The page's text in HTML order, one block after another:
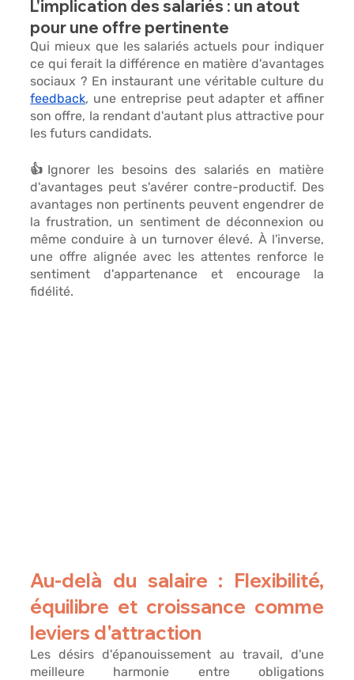
L'implication des salariés : un atout
pour une offre pertinente
Qui mieux que les salariés actuels pour indiquer
ce qui ferait la différence en matière d'avantages
sociaux ?
feedback, une entreprise peut adapter et affiner
son offre, la rendant d'autant plus attractive pour
les futurs candidats.
👍Ignorer les besoins des salariés en matière
d'avantages peut s'avérer contre-productif. Des
avantages non pertinents peuvent engendrer de
la frustration, un sentiment de déconnexion ou
même conduire à un turnover élevé. À l'inverse,
une offre alignée avec les attentes renforce le
sentiment d'appartenance et encourage la
fidélité.
Au-delà du salaire : Flexibilité,
équilibre et croissance comme
leviers d'attraction
Les désirs d'épanouissement au travail, d'une
meilleure harmonie entre obligations